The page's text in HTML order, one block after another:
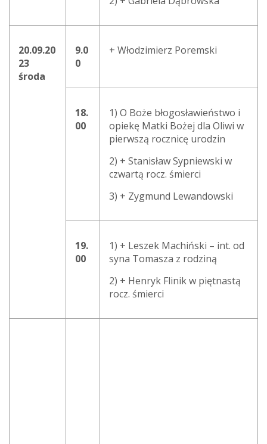
20.09.20
23
środa
9.0
0
+ Włodzimierz Poremski
18.
00
1) O Boże błogosławieństwo i
opiekę Matki Bożej dla Oliwi w
pierwszą rocznicę urodzin
2) + Stanisław Sypniewski w
czwartą rocz. śmierci
3) + Zygmund Lewandowski
19.
00
1) + Leszek Machiński – int. od
syna Tomasza z rodziną
2) + Henryk Flinik w piętnastą
rocz. śmierci